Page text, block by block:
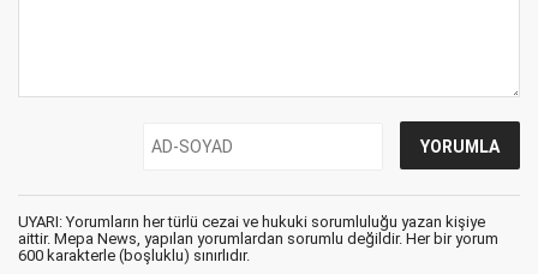
UYARI: Yorumların her türlü cezai ve hukuki sorumluluğu yazan kişiye
aittir. Mepa News, yapılan yorumlardan sorumlu değildir. Her bir yorum
600 karakterle (boşluklu) sınırlıdır.